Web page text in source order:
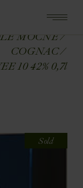
MOCNE
COGNAC
10 42% 0,7l
Sold